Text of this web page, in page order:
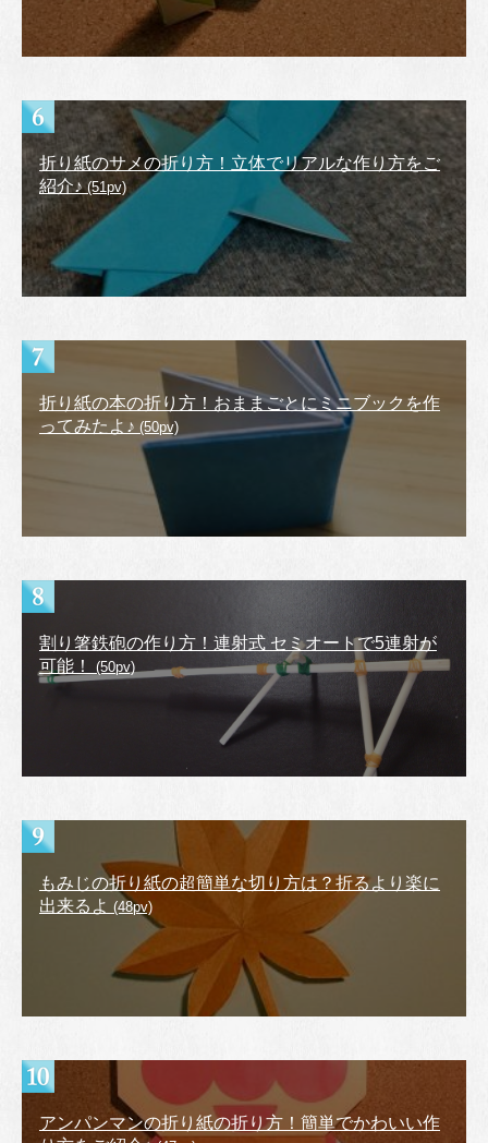
折り紙のサメの折り方！立体でリアルな作り方をご
紹介♪(51pv)
折り紙の本の折り方！おままごとにミニブックを作
ってみたよ♪ (50pv)
割り箸鉄砲の作り方！連射式 セミオートで5連射が
可能！
(50pv)
もみじの折り紙の超簡単な切り方は？折るより楽に
出来るよ (48pv)
アンパンマンの折り紙の折り方！簡単でかわいい作